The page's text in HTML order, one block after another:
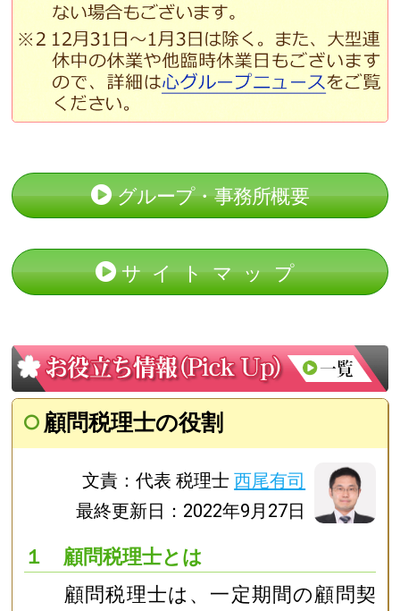
グループ・事務所概要
サイトマップ
顧問税理士の役割
文責：代表 税理士西尾有司
最終更新日：2022年9月27日
１ 顧問税理士とは
顧問税理士は、一定期間の顧問契